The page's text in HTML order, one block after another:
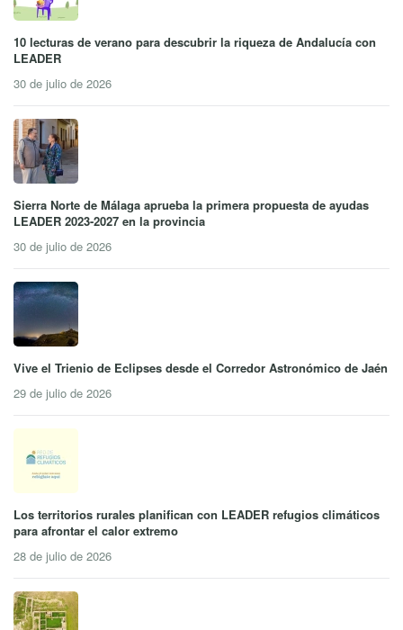
10 lecturas de verano para descubrir la riqueza de Andalucía con
LEADER
30 de julio de 2026
Sierra Norte de Málaga aprueba la primera propuesta de ayudas
LEADER 2023-2027 en la provincia
30 de julio de 2026
Vive el Trienio de Eclipses desde el Corredor Astronómico de Jaén
29 de julio de 2026
Los territorios rurales planifican con LEADER refugios climáticos
para afrontar el calor extremo
28 de julio de 2026